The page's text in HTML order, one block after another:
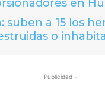
en
suben a 15 los
o
- Publicidad -